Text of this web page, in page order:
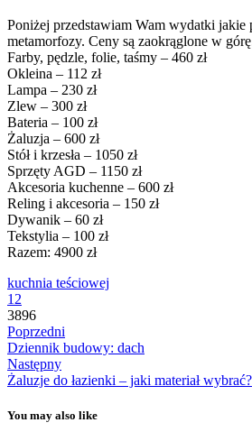
Poniżej przedstawiam Wam wydatki jakie
metamorfozy. Ceny są zaokrąglone w
Farby, pędzle, folie, taśmy – 460 zł
Okleina – 112 zł
Lampa – 230 zł
Zlew – 300 zł
Bateria – 100 zł
Żaluzja – 600 zł
Stół i krzesła – 1050 zł
Sprzęty AGD – 1150 zł
Akcesoria kuchenne – 600 zł
Reling i akcesoria – 150 zł
Dywanik – 60 zł
Tekstylia – 100 zł
Razem: 4900 zł
kuchnia teściowej
12
3896
Poprzedni
Dziennik budowy: dach
Następny
Żaluzje do łazienki – jaki materiał wybrać?
You may also like